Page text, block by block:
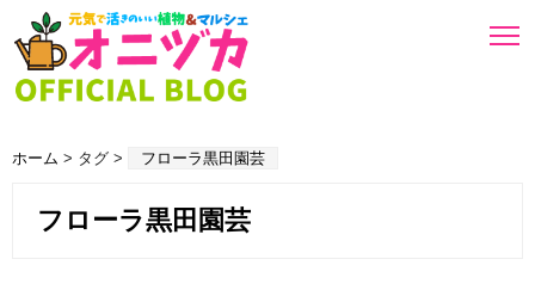
ホーム > タグ > フローラ黒田園芸
フローラ黒田園芸